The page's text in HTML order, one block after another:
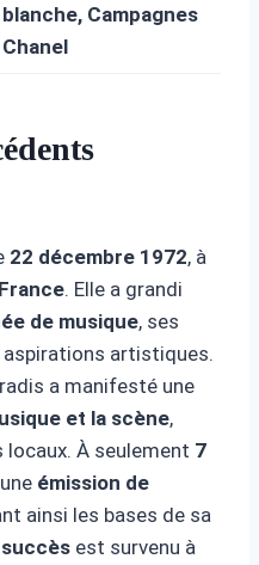
blanche, Campagnes
Chanel
22 décembre 1972, à
. Elle a grandi
de musique, ses
artistiques.
a manifesté une
et la scène,
À seulement 7
émission de
ainsi les bases de sa
est survenu à